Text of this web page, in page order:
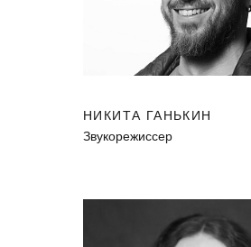
НИКИТА ГАНЬКИН
Звукорежиссер